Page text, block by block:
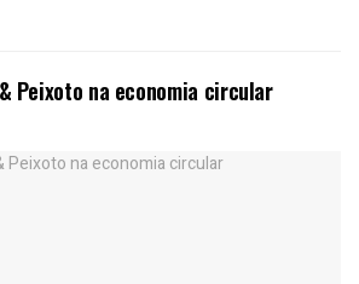
Peixoto na economia circular